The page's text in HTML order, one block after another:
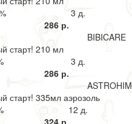
3 д.
286 р.
BIBICARE
старт! 210 мл
3 д.
286 р.
ASTROHIM
старт! 335мл аэрозоль
12 д.
324 р.